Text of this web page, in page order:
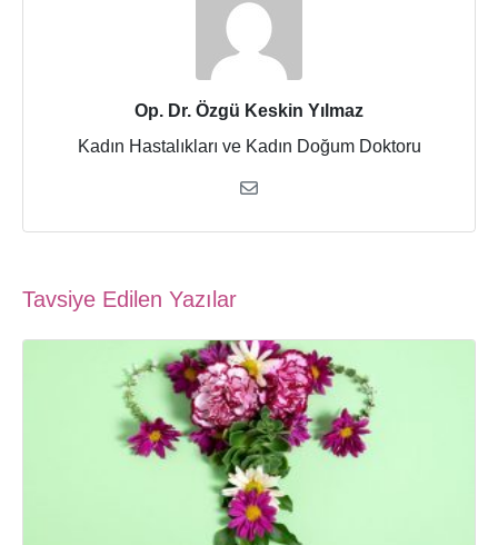
Op. Dr. Özgü Keskin Yılmaz
Kadın Hastalıkları ve Kadın Doğum Doktoru
Tavsiye Edilen Yazılar